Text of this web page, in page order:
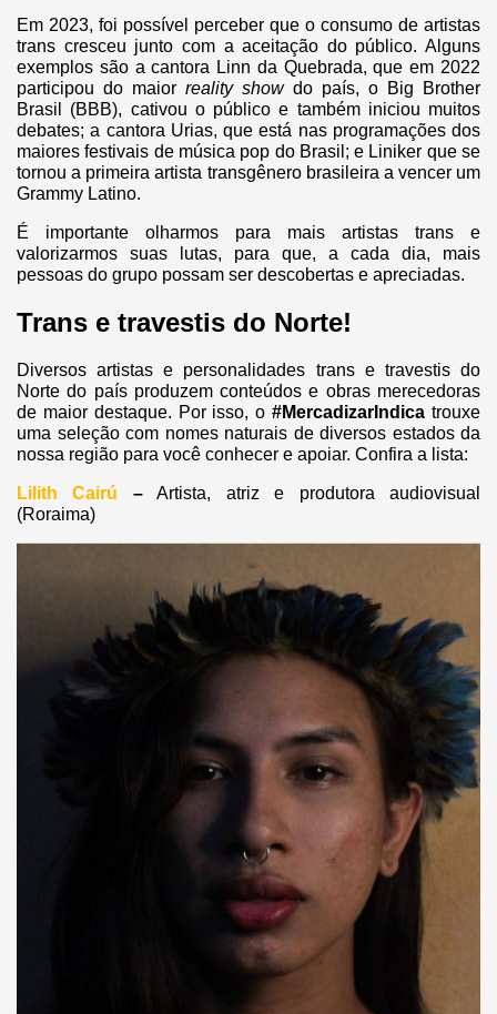
Em 2023, foi possível perceber que o consumo de artistas
trans cresceu junto com a aceitação do público. Alguns
exemplos são a cantora Linn da Quebrada, que em 2022
participou do maior reality show do país, o Big Brother
Brasil (BBB), cativou o público e também iniciou muitos
debates; a cantora Urias, que está nas programações dos
maiores festivais de música pop do Brasil; e Liniker que se
tornou a primeira artista transgênero brasileira a vencer um
Grammy Latino.
É importante olharmos para mais artistas trans e
valorizarmos suas lutas, para que, a cada dia, mais
pessoas do grupo possam ser descobertas e apreciadas.
Trans e travestis do Norte!
Diversos artistas e personalidades trans e travestis do
Norte do país produzem conteúdos e obras merecedoras
de maior destaque. Por isso, o#MercadizarIndica trouxe
uma seleção com nomes naturais de diversos estados da
nossa região para você conhecer e apoiar. Confira a lista:
Lilith Cairú –Artista, atriz e produtora audiovisual
(Roraima)